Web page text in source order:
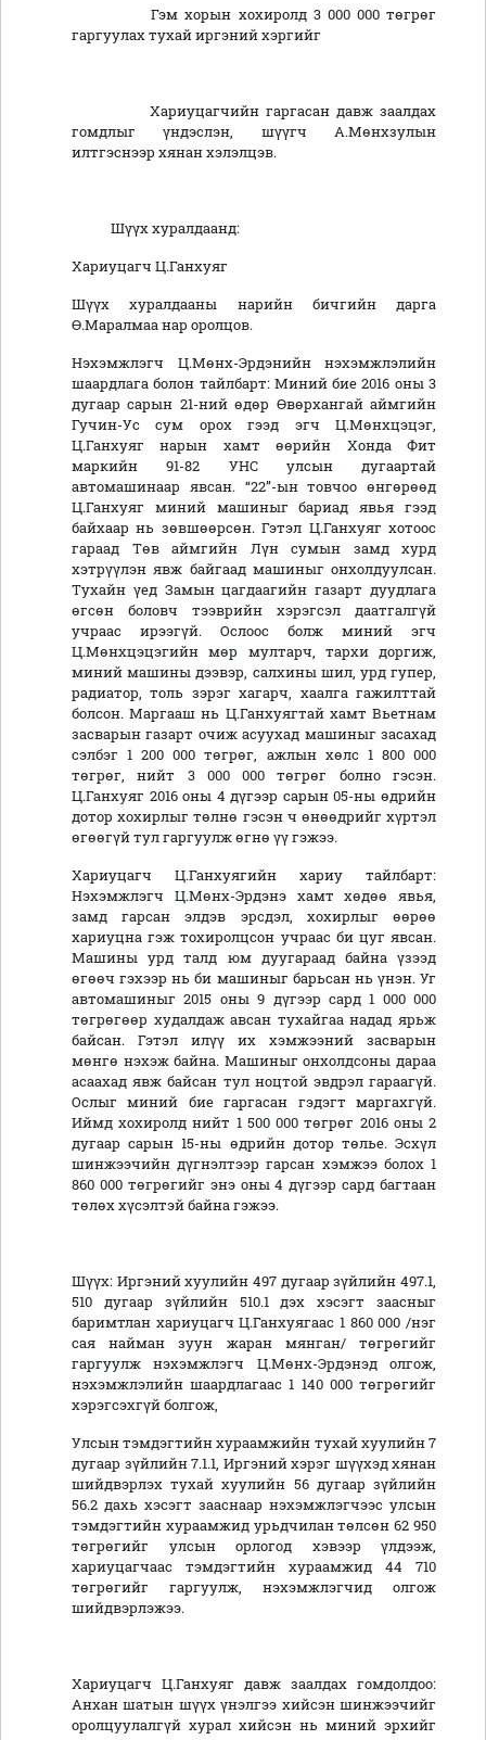
Гэм хорын хохиролд 3 000 000 төгрөг
гаргуулах тухай иргэний хэргийг
Хариуцагчийн гаргасан давж заалдах
гомдлыг үндэслэн, шүүгч А.Мөнхзулын
илтгэснээр хянан хэлэлцэв.
Шүүх хуралдаанд:
Хариуцагч Ц.Ганхуяг
Шүүх хуралдааны нарийн бичгийн дарга
Ө.Маралмаа нар оролцов.
Нэхэмжлэгч Ц.Мөнх-Эрдэнийн нэхэмжлэлийн
шаардлага болон тайлбарт: Миний бие 2016 оны 3
дугаар сарын 21-ний өдөр Өвөрхангай аймгийн
Гучин-Ус сум орох гээд эгч Ц.Мөнхцэцэг,
Ц.Ганхуяг нарын хамт өөрийн Хонда Фит
маркийн 91-82 УНС улсын дугаартай
автомашинаар явсан. “22”-ын товчоо өнгөрөөд
Ц.Ганхуяг миний машиныг бариад явья гээд
байхаар нь зөвшөөрсөн. Гэтэл Ц.Ганхуяг хотоос
гараад Төв аймгийн Лүн сумын замд хурд
хэтрүүлэн явж байгаад машиныг онхолдуулсан.
Тухайн үед Замын цагдаагийн газарт дуудлага
өгсөн боловч тээврийн хэрэгсэл даатгалгүй
учраас ирээгүй. Ослоос болж миний эгч
Ц.Мөнхцэцэгийн мөр мултарч, тархи доргиж,
миний машины дээвэр, салхины шил, урд гупер,
радиатор, толь зэрэг хагарч, хаалга гажилттай
болсон. Маргааш нь Ц.Ганхуягтай хамт Вьетнам
засварын газарт очиж асуухад машиныг засахад
сэлбэг 1 200 000 төгрөг, ажлын хөлс 1 800 000
төгрөг, нийт 3 000 000 төгрөг болно гэсэн.
Ц.Ганхуяг 2016 оны 4 дүгээр сарын 05-ны өдрийн
дотор хохирлыг төлнө гэсэн ч өнөөдрийг хүртэл
өгөөгүй тул гаргуулж өгнө үү гэжээ.
Хариуцагч Ц.Ганхуягийн хариу тайлбарт:
Нэхэмжлэгч Ц.Мөнх-Эрдэнэ хамт хөдөө явья,
замд гарсан элдэв эрсдэл, хохирлыг өөрөө
хариуцна гэж тохиролцсон учраас би цуг явсан.
Машины урд талд юм дуугараад байна үзээд
өгөөч гэхээр нь би машиныг барьсан нь үнэн. Уг
автомашиныг 2015 оны 9 дүгээр сард 1 000 000
төгрөгөөр худалдаж авсан тухайгаа надад ярьж
байсан. Гэтэл илүү их хэмжээний засварын
мөнгө нэхэж байна. Машиныг онхолдсоны дараа
асаахад явж байсан тул ноцтой эвдрэл гараагүй.
Ослыг миний бие гаргасан гэдэгт маргахгүй.
Иймд хохиролд нийт 1 500 000 төгрөг 2016 оны 2
дугаар сарын 15-ны өдрийн дотор төлье. Эсхүл
шинжээчийн дүгнэлтээр гарсан хэмжээ болох 1
860 000 төгрөгийг энэ оны 4 дүгээр сард багтаан
төлөх хүсэлтэй байна гэжээ.
Шүүх: Иргэний хуулийн 497 дугаар зүйлийн 497.1,
510 дугаар зүйлийн 510.1 дэх хэсэгт заасныг
баримтлан хариуцагч Ц.Ганхуягаас 1 860 000 /нэг
сая найман зуун жаран мянган/ төгрөгийг
гаргуулж нэхэмжлэгч Ц.Мөнх-Эрдэнэд олгож,
нэхэмжлэлийн шаардлагаас 1 140 000 төгрөгийг
хэрэгсэхгүй болгож,
Улсын тэмдэгтийн хураамжийн тухай хуулийн 7
дугаар зүйлийн 7.1.1, Иргэний хэрэг шүүхэд хянан
шийдвэрлэх тухай хуулийн 56 дугаар зүйлийн
56.2 дахь хэсэгт зааснаар нэхэмжлэгчээс улсын
тэмдэгтийн хураамжид урьдчилан төлсөн 62 950
төгрөгийг улсын орлогод хэвээр үлдээж,
хариуцагчаас тэмдэгтийн хураамжид 44 710
төгрөгийг гаргуулж, нэхэмжлэгчид олгож
шийдвэрлэжээ.
Хариуцагч Ц.Ганхуяг давж заалдах гомдолдоо:
Анхан шатын шүүх үнэлгээ хийсэн шинжээчийг
оролцуулалгүй хурал хийсэн нь миний эрхийг